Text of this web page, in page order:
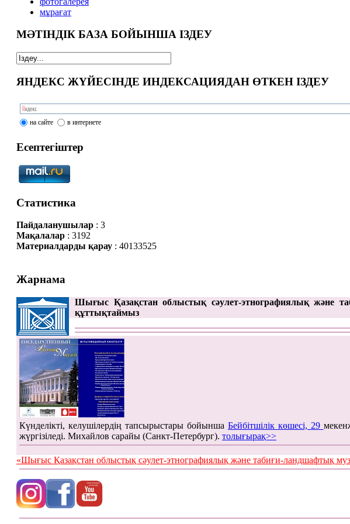
мұрағат
МӘТІНДІК БАЗА БОЙЫНША ІЗДЕУ
ЯНДЕКС ЖҮЙЕСІНДЕ ИНДЕКСАЦИЯДАН ӨТКЕН ІЗДЕУ
на сайте в интернете
Есептегіштер
Статистика
Пайдаланушылар: 3
Мақалалар: 3192
Материалдарды қарау: 40133525
Жарнама
Шығыс Қазақстан облыстық сәулет-этнографиялық және
құттықтаймыз
Күнделікті, келушілердің тапсырыстары бойынша Бейбітшілік көшесі, 29
жүргізіледі. Михайлов сарайы (Санкт-Петербург). толығырақ>>
«Шығыс Қазақстан облыстық сәулет-этнографиялық және табиғи-